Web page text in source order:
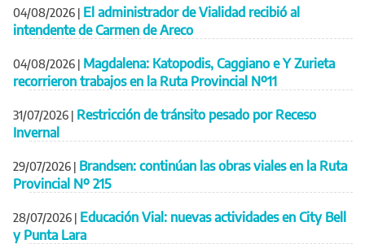
04/08/2026 | El administrador de Vialidad recibió al
intendente de Carmen de Areco
04/08/2026 | Magdalena: Katopodis, Caggiano e Y Zurieta
recorrieron trabajos en la Ruta Provincial Nº11
31/07/2026 | Restricción de tránsito pesado por Receso
Invernal
29/07/2026 | Brandsen: continúan las obras viales en la Ruta
Provincial Nº 215
28/07/2026 | Educación Vial: nuevas actividades en City Bell
y Punta Lara